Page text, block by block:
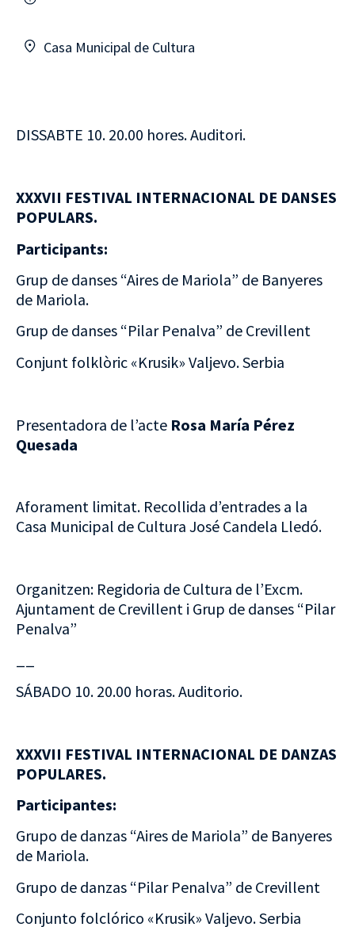
Casa Municipal de Cultura
DISSABTE 10. 20.00 hores. Auditori.
XXXVII FESTIVAL INTERNACIONAL DE DANSES
POPULARS.
Participants:
Grup de danses “Aires de Mariola” de Banyeres
de Mariola.
Grup de danses “Pilar Penalva” de Crevillent
Conjunt folklòric «Krusik» Valjevo. Serbia
Presentadora de l’acte Rosa María Pérez
Quesada
Aforament limitat. Recollida d’entrades a la
Casa Municipal de Cultura José Candela Lledó.
Organitzen: Regidoria de Cultura de l’Excm.
Ajuntament de Crevillent i Grup de danses “Pilar
Penalva”
SÁBADO 10. 20.00 horas. Auditorio.
XXXVII FESTIVAL INTERNACIONAL DE DANZAS
POPULARES.
Participantes:
Grupo de danzas “Aires de Mariola” de Banyeres
de Mariola.
Grupo de danzas “Pilar Penalva” de Crevillent
Conjunto folclórico «Krusik» Valjevo. Serbia